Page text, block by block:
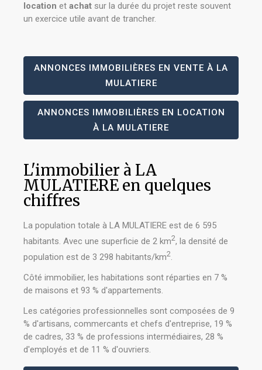
location et achat sur la durée du projet reste souvent
un exercice utile avant de trancher.
ANNONCES IMMOBILIÈRES EN VENTE À LA
MULATIERE
ANNONCES IMMOBILIÈRES EN LOCATION
À LA MULATIERE
L'immobilier à LA
MULATIERE en quelques
chiffres
La population totale à LA MULATIERE est de 6 595
habitants. Avec une superficie de 2 km2, la densité de
population est de 3 298 habitants/km2.
Côté immobilier, les habitations sont réparties en 7 %
de maisons et 93 % d'appartements.
Les catégories professionnelles sont composées de 9
% d'artisans, commercants et chefs d'entreprise, 19 %
de cadres, 33 % de professions intermédiaires, 28 %
d'employés et de 11 % d'ouvriers.